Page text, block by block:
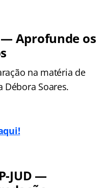
— Aprofunde os
na matéria de
Soares.
JUD —